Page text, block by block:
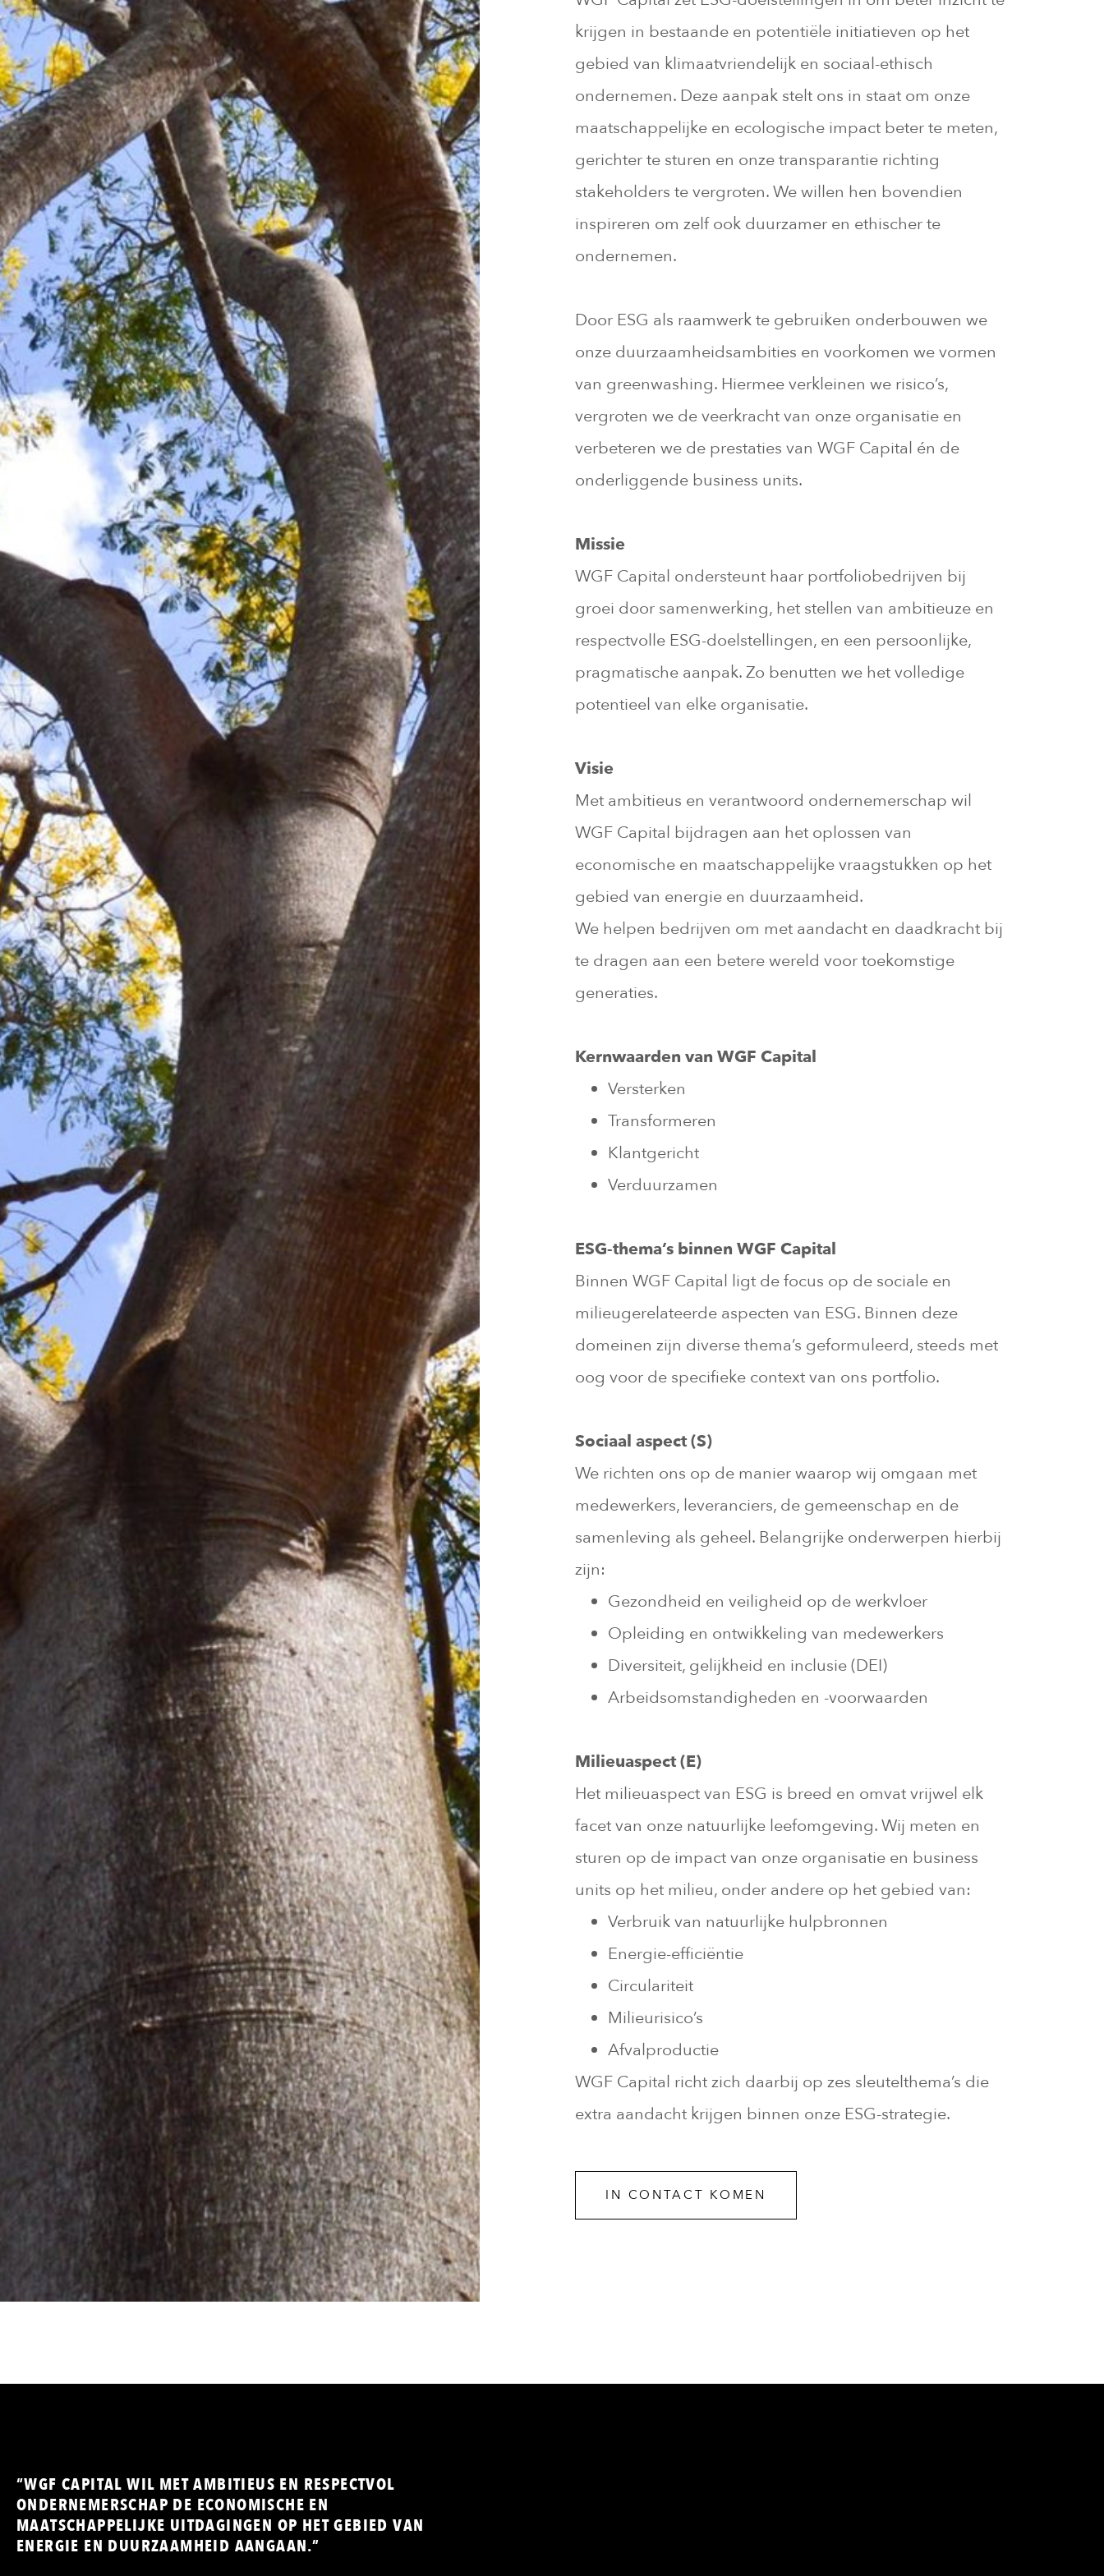
krijgen in bestaande en potentiële initiatieven op het
gebied van klimaatvriendelijk en sociaal-ethisch
ondernemen. Deze aanpak stelt ons in staat om onze
maatschappelijke en ecologische impact beter te meten,
gerichter te sturen en onze transparantie richting
stakeholders te vergroten. We willen hen bovendien
inspireren om zelf ook duurzamer en ethischer te
ondernemen.
Door ESG als raamwerk te gebruiken onderbouwen we
onze duurzaamheidsambities en voorkomen we vormen
van greenwashing. Hiermee verkleinen we risico’s,
vergroten we de veerkracht van onze organisatie en
verbeteren we de prestaties van WGF Capital én de
onderliggende business units.
Missie
WGF Capital ondersteunt haar portfoliobedrijven bij
groei door samenwerking, het stellen van ambitieuze en
respectvolle ESG-doelstellingen, en een persoonlijke,
pragmatische aanpak. Zo benutten we het volledige
potentieel van elke organisatie.
Visie
Met ambitieus en verantwoord ondernemerschap wil
WGF Capital bijdragen aan het oplossen van
economische en maatschappelijke vraagstukken op het
gebied van energie en duurzaamheid.
We helpen bedrijven om met aandacht en daadkracht bij
te dragen aan een betere wereld voor toekomstige
generaties.
Kernwaarden van WGF Capital
Versterken
Transformeren
Klantgericht
Verduurzamen
ESG-thema’s binnen WGF Capital
Binnen WGF Capital ligt de focus op de sociale en
milieugerelateerde aspecten van ESG. Binnen deze
domeinen zijn diverse thema’s geformuleerd, steeds met
oog voor de specifieke context van ons portfolio.
Sociaal aspect (S)
We richten ons op de manier waarop wij omgaan met
medewerkers, leveranciers, de gemeenschap en de
samenleving als geheel. Belangrijke onderwerpen hierbij
zijn:
Gezondheid en veiligheid op de werkvloer
Opleiding en ontwikkeling van medewerkers
Diversiteit, gelijkheid en inclusie (DEI)
Arbeidsomstandigheden en -voorwaarden
Milieuaspect (E)
Het milieuaspect van ESG is breed en omvat vrijwel elk
facet van onze natuurlijke leefomgeving. Wij meten en
sturen op de impact van onze organisatie en business
units op het milieu, onder andere op het gebied van:
Verbruik van natuurlijke hulpbronnen
Energie-efficiëntie
Circulariteit
Milieurisico’s
Afvalproductie
WGF Capital richt zich daarbij op zes sleutelthema’s die
extra aandacht krijgen binnen onze ESG-strategie.
IN CONTACT KOMEN
“WGF CAPITAL WIL MET AMBITIEUS EN RESPECTVOL
ONDERNEMERSCHAP DE ECONOMISCHE EN
MAATSCHAPPELIJKE UITDAGINGEN OP HET GEBIED VAN
ENERGIE EN DUURZAAMHEID AANGAAN.”